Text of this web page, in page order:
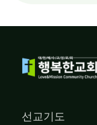
선교기도